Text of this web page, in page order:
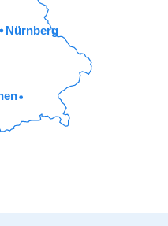
Nürnberg